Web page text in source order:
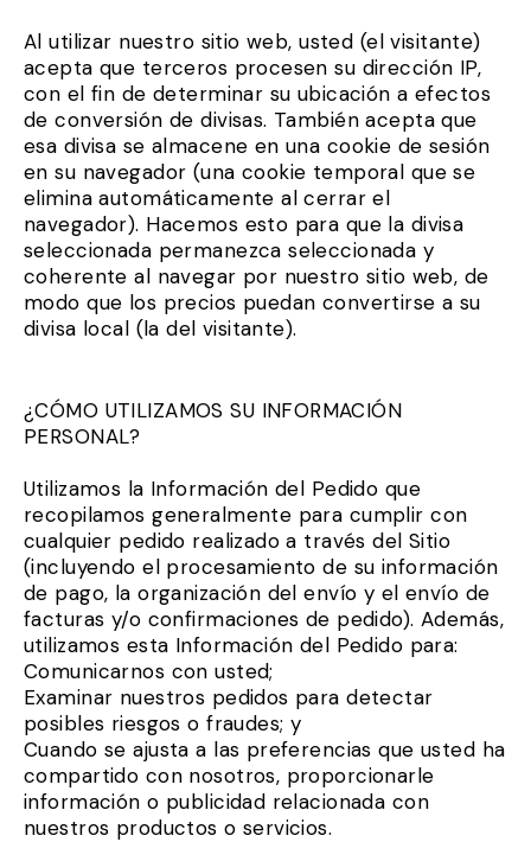
Al utilizar nuestro sitio web, usted (el visitante)
acepta que terceros procesen su dirección IP,
con el fin de determinar su ubicación a efectos
de conversión de divisas. También acepta que
esa divisa se almacene en una cookie de sesión
en su navegador (una cookie temporal que se
elimina automáticamente al cerrar el
navegador). Hacemos esto para que la divisa
seleccionada permanezca seleccionada y
coherente al navegar por nuestro sitio web, de
modo que los precios puedan convertirse a su
divisa local (la del visitante).
¿CÓMO UTILIZAMOS SU INFORMACIÓN
PERSONAL?
Utilizamos la Información del Pedido que
recopilamos generalmente para cumplir con
cualquier pedido realizado a través del Sitio
(incluyendo el procesamiento de su información
de pago, la organización del envío y el envío de
facturas y/o confirmaciones de pedido). Además,
utilizamos esta Información del Pedido para:
Comunicarnos con usted;
Examinar nuestros pedidos para detectar
posibles riesgos o fraudes; y
Cuando se ajusta a las preferencias que usted ha
compartido con nosotros, proporcionarle
información o publicidad relacionada con
nuestros productos o servicios.